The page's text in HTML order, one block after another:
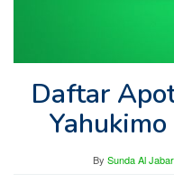
Daftar
By Sunda Al Jabar